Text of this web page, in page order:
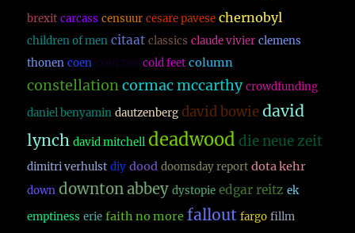
brexit carcass censuur cesare pavese chernobyl
children of men citaat classics claude vivier clemens
thonen coen coetzee cold feet column
constellationcormac mccarthy crowdfunding
daniel benyamin dautzenberg david bowie david
lynch david mitchell deadwood die neue zeit
dimitri verhulst diy dood doomsday report dota kehr
down downton abbey dystopie edgar reitz ek
emptiness erie faith no more fallout fargo fillm